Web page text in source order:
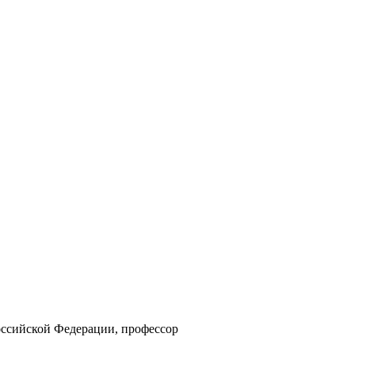
Федерации, профессор